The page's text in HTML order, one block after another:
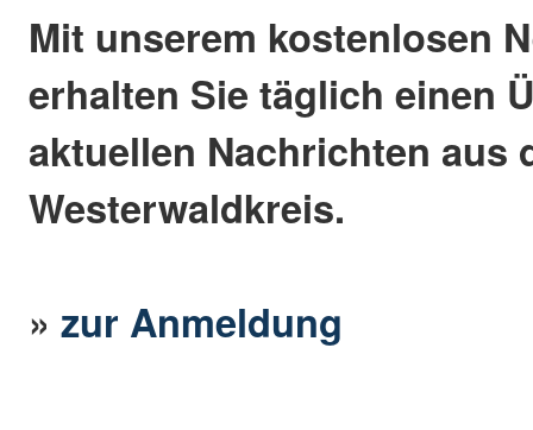
Mit unserem kostenlosen
erhalten Sie täglich einen
aktuellen Nachrichten aus
Westerwaldkreis.
»zur Anmeldung